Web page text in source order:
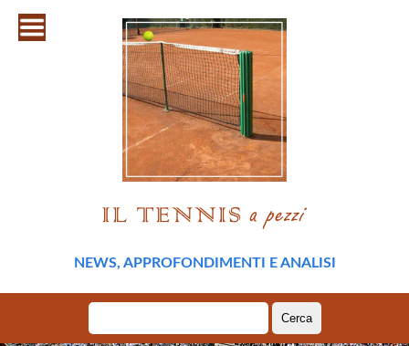
NEWS, APPROFONDIMENTI E ANALISI
per: